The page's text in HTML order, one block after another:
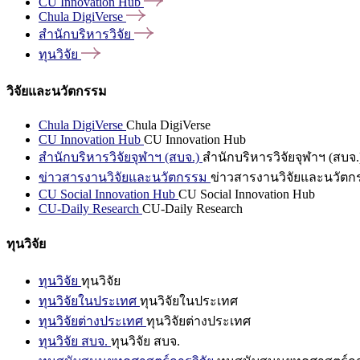
Chula DigiVerse
สำนักบริหารวิจัย
ทุนวิจัย
วิจัยและนวัตกรรม
Chula DigiVerse Chula DigiVerse
CU Innovation Hub CU Innovation Hub
สำนักบริหารวิจัยจุฬาฯ (สบจ.) สำนักบริหารวิจัยจุฬาฯ (สบจ
ข่าวสารงานวิจัยและนวัตกรรม ข่าวสารงานวิจัยและนวัตก
CU Social Innovation Hub CU Social Innovation Hub
CU-Daily Research CU-Daily Research
ทุนวิจัย
ทุนวิจัย ทุนวิจัย
ทุนวิจัยในประเทศ ทุนวิจัยในประเทศ
ทุนวิจัยต่างประเทศ ทุนวิจัยต่างประเทศ
ทุนวิจัย สบจ. ทุนวิจัย สบจ.